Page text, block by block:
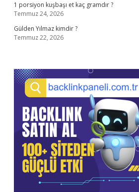
1 porsiyon kuşbaşı et kaç gramdır ?
Temmuz 24, 2026
Gülden Yılmaz kimdir ?
Temmuz 22, 2026